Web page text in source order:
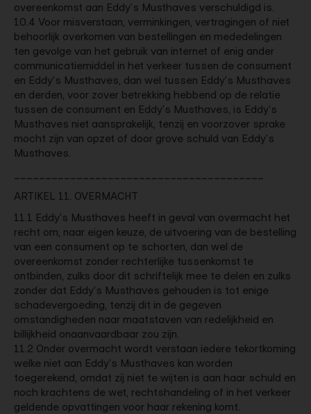
overeenkomst aan Eddy's Musthaves verschuldigd is.
10.4 Voor misverstaan, verminkingen, vertragingen of niet
behoorlijk overkomen van bestellingen en mededelingen
ten gevolge van het gebruik van internet of enig ander
communicatiemiddel in het verkeer tussen de consument
en Eddy's Musthaves, dan wel tussen Eddy's Musthaves
en derden, voor zover betrekking hebbend op de relatie
tussen de consument en Eddy's Musthaves, is Eddy's
Musthaves niet aansprakelijk, tenzij en voorzover sprake
mocht zijn van opzet of door grove schuld van Eddy's
Musthaves.
ARTIKEL 11. OVERMACHT
11.1 Eddy's Musthaves heeft in geval van overmacht het
recht om, naar eigen keuze, de uitvoering van de bestelling
van een consument op te schorten, dan wel de
overeenkomst zonder rechterlijke tussenkomst te
ontbinden, zulks door dit schriftelijk mee te delen en zulks
zonder dat Eddy's Musthaves gehouden is tot enige
schadevergoeding, tenzij dit in de gegeven
omstandigheden naar maatstaven van redelijkheid en
billijkheid onaanvaardbaar zou zijn.
11.2 Onder overmacht wordt verstaan iedere tekortkoming
welke niet aan Eddy's Musthaves kan worden
toegerekend, omdat zij niet te wijten is aan haar schuld en
noch krachtens de wet, rechtshandeling of in het verkeer
geldende opvattingen voor haar rekening komt.